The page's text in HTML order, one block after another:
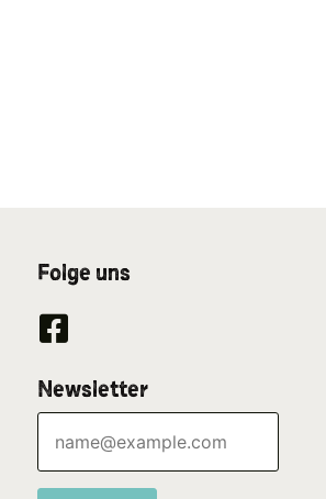
Folge uns
Newsletter